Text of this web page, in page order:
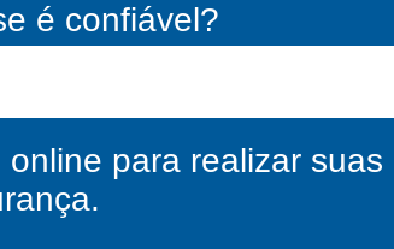
é confiável?
para realizar suas